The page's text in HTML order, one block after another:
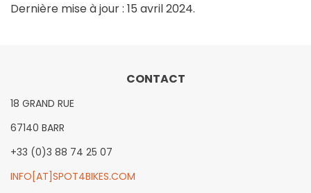
Dernière mise à jour : 15 avril 2024.
CONTACT
18 GRAND RUE
67140 BARR
+33 (0)3 88 74 25 07
INFO[AT]SPOT4BIKES.COM